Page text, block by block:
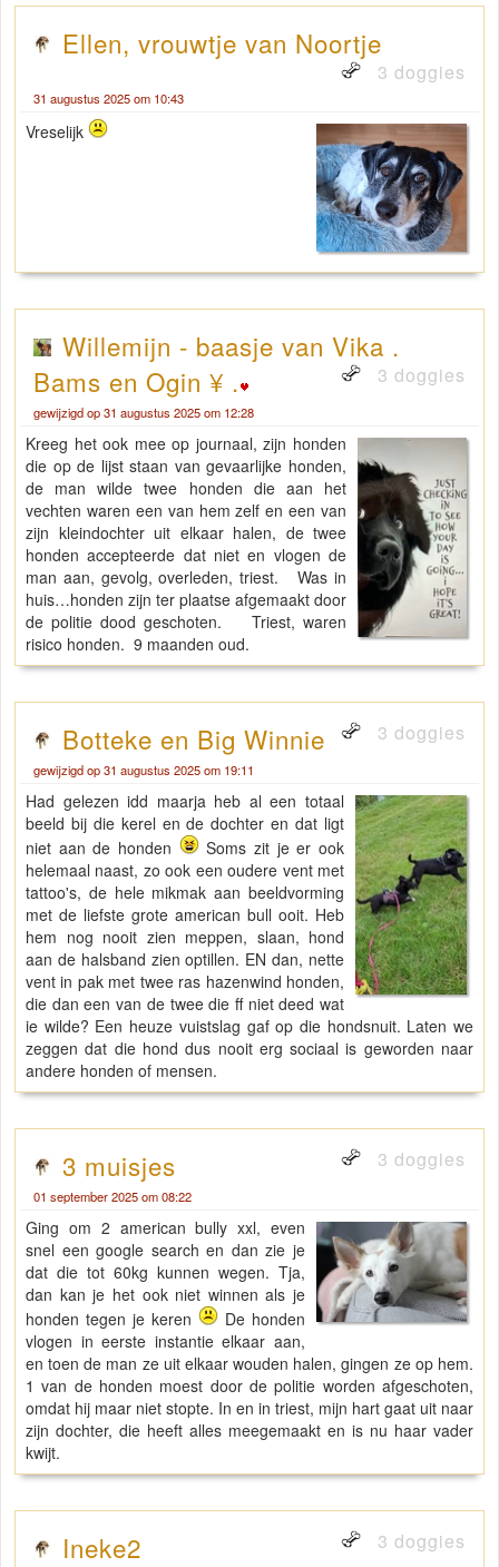
Ellen, vrouwtje van Noortje
3 doggies
31 augustus 2025 om 10:43
Vreselijk
Willemijn - baasje van Vika .
Bams en Ogin ¥ .
3 doggies
gewijzigd op 31 augustus 2025 om 12:28
Kreeg het ook mee op journaal, zijn honden
die op de lijst staan van gevaarlijke honden,
de man wilde twee honden die aan het
vechten waren een van hem zelf en een van
zijn kleindochter uit elkaar halen, de twee
honden accepteerde dat niet en vlogen de
man aan, gevolg, overleden, triest. Was in
huis…honden zijn ter plaatse afgemaakt door
de politie dood geschoten. Triest, waren
risico honden. 9 maanden oud.
Botteke en Big Winnie 3 doggies
gewijzigd op 31 augustus 2025 om 19:11
Had gelezen idd maarja heb al een totaal
beeld bij die kerel en de dochter en dat ligt
niet aan de honden
Soms zit je er ook
helemaal naast, zo ook een oudere vent met
tattoo's, de hele mikmak aan beeldvorming
met de liefste grote american bull ooit. Heb
hem nog nooit zien meppen, slaan, hond
aan de halsband zien optillen. EN dan, nette
vent in pak met twee ras hazenwind honden,
die dan een van de twee die ff niet deed wat
ie wilde? Een heuze vuistslag gaf op die hondsnuit. Laten we
zeggen dat die hond dus nooit erg sociaal is geworden naar
andere honden of mensen.
3 muisjes 3 doggies
01 september 2025 om 08:22
Ging om 2 american bully xxl, even
snel een google search en dan zie je
dat die tot 60kg kunnen wegen. Tja,
dan kan je het ook niet winnen als je
honden tegen je keren
De honden
vlogen in eerste instantie elkaar aan,
en toen de man ze uit elkaar wouden halen, gingen ze op hem.
1 van de honden moest door de politie worden afgeschoten,
omdat hij maar niet stopte. In en in triest, mijn hart gaat uit naar
zijn dochter, die heeft alles meegemaakt en is nu haar vader
kwijt.
Ineke2 3 doggies